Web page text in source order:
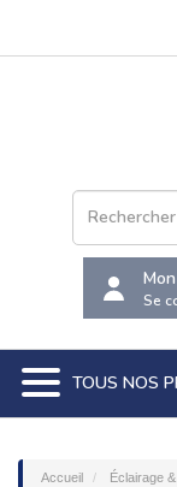
Se
TOUS NOS
Accueil
Éclairage